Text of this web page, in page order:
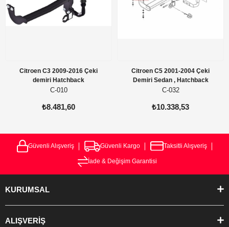
Citroen C3 2009-2016 Çeki
demiri Hatchback
C-010
₺8.481,60
Citroen C5 2001-2004 Çeki
Demiri Sedan , Hatchback
C-032
₺10.338,53
Güvenli Alışveriş Güvenli Kargo Taksitli Alışveriş
İade & Değişim Garantisi
KURUMSAL
ALIŞVERİŞ